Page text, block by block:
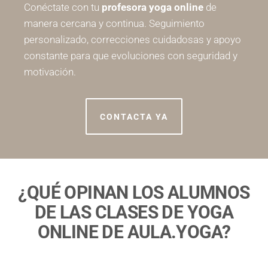
Conéctate con tu profesora yoga online de
manera cercana y continua. Seguimiento
personalizado, correcciones cuidadosas y apoyo
constante para que evoluciones con seguridad y
motivación.
CONTACTA YA
¿QUÉ OPINAN LOS ALUMNOS
DE LAS CLASES DE YOGA
ONLINE DE AULA.YOGA?